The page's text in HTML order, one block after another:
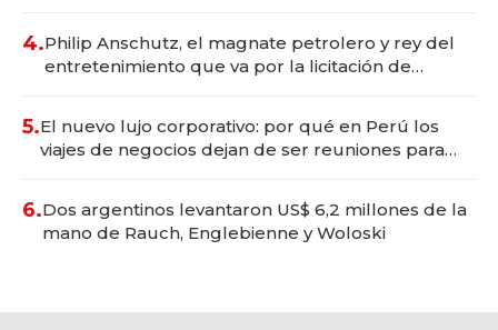
4.Philip Anschutz, el magnate petrolero y rey del
entretenimiento que va por la licitación de
5.El nuevo lujo corporativo: por qué en Perú los
viajes de negocios dejan de ser reuniones para
6.Dos argentinos levantaron US$ 6,2 millones de la
mano de Rauch, Englebienne y Woloski